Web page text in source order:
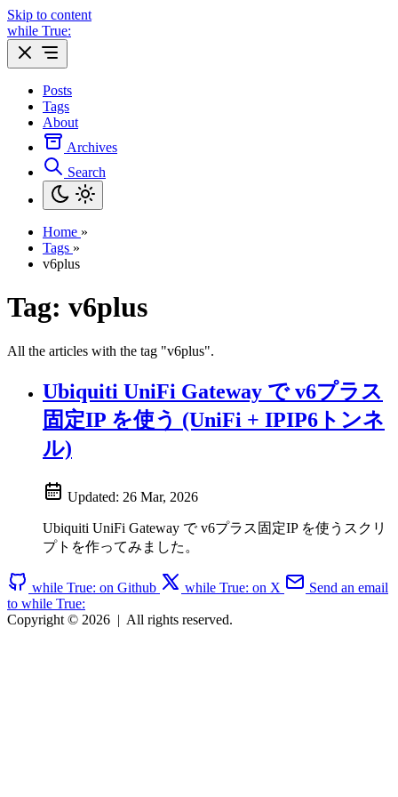
Skip to content
while True:
Posts
Tags
About
Archives
Search
Home »
Tags »
v6plus
Tag: v6plus
All the articles with the tag "v6plus".
Ubiquiti UniFi Gateway で v6プラス
固定IP を使う (UniFi + IPIP6トンネ
ル)
Updated: 26 Mar, 2026
Ubiquiti UniFi Gateway で v6プラス固定IP を使うスクリ
プトを作ってみました。
while True: on Github while True: on X
Send an email
to while True:
Copyright © 2026 | All rights reserved.